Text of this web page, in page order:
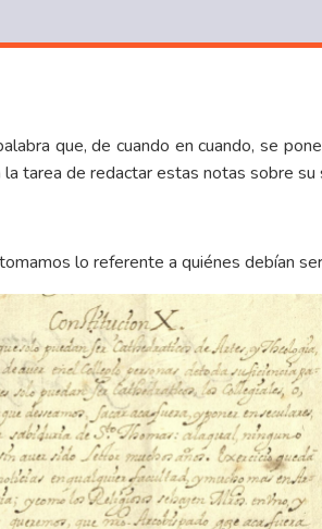
que, de cuando en cuando, se
la tarea de redactar estas notas sobre su
lo referente a quiénes debían